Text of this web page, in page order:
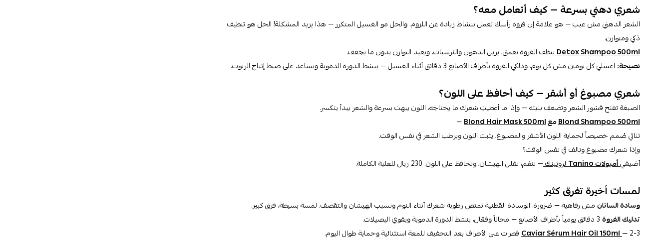
شعري دهني بسرعة — كيف أتعامل معه؟
الشعر الدهني مش عيب — هو علامة إن فروة رأسك تعمل بنشاط زيادة عن اللزوم. والحل مو الغسيل المتكرر — هذا يزيد المشكلة! الحل هو تنظيف
ذكي ومتوازن.
Detox Shampoo 500mlينظف الفروة بعمق، يزيل الدهون والترسبات، ويعيد التوازن بدون ما يجفف.
نصيحة: اغسلي كل يومين مش كل يوم، ودلكي الفروة بأطراف الأصابع 3 دقائق أثناء الغسيل — ينشط الدورة الدموية ويساعد على ضبط إنتاج الزيوت.
شعري مصبوغ أو أشقر — كيف أحافظ على اللون؟
الصبغة تفتح قشور الشعر وتضعف بنيته — وإذا ما أعطيتِ شعرك ما يحتاجه، اللون يبهت بسرعة والشعر يبدأ يتكسر.
Blond Shampoo 500mlمعBlond Hair Mask 500ml
—
ثنائي صُمم خصيصاً لحماية اللون الأشقر والمصبوغ، يثبت اللون ويرطب الشعر في نفس الوقت.
وإذا شعرك مصبوغ وتالف في نفس الوقت؟
أضيفيأمبولات Tanino لروتينك— تنعّم، تقلل الهيشان، وتحافظ على اللون. 230 ريال للعلبة الكاملة.
لمسات أخيرة تفرق كثير
وسادة الساتانمش رفاهية — ضرورة. الوسادة القطنية تمتص رطوبة شعرك أثناء النوم وتسبب الهيشان والتقصف. لمسة بسيطة، فرق كبير.
تدليك الفروة
Caviar Sérum Hair Oil 150ml— 2-3 قطرات على الأطراف بعد التجفيف للمعة استثنائية وحماية طوال اليوم.